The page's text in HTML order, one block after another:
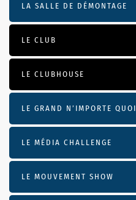
LA SALLE DE DÉMONTAGE
LE CLUB
LE CLUBHOUSE
LE GRAND N’IMPORTE QUOI
LE MÉDIA CHALLENGE
LE MOUVEMENT SHOW